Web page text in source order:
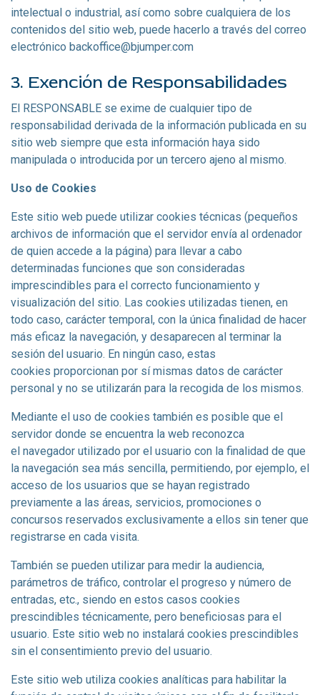
intelectual o industrial, así como sobre cualquiera de los
contenidos del sitio web, puede hacerlo a través del correo
electrónico backoffice@bjumper.com
3. Exención de Responsabilidades
El RESPONSABLE se exime de cualquier tipo de
responsabilidad derivada de la información publicada en su
sitio web siempre que esta información haya sido
manipulada o introducida por un tercero ajeno al mismo.
Uso de Cookies
Este sitio web puede utilizar cookies técnicas (pequeños
archivos de información que el servidor envía al ordenador
de quien accede a la página) para llevar a cabo
determinadas funciones que son consideradas
imprescindibles para el correcto funcionamiento y
visualización del sitio. Las cookies utilizadas tienen, en
todo caso, carácter temporal, con la única finalidad de hacer
más eficaz la navegación, y desaparecen al terminar la
sesión del usuario. En ningún caso, estas
cookies proporcionan por sí mismas datos de carácter
personal y no se utilizarán para la recogida de los mismos.
Mediante el uso de cookies también es posible que el
servidor donde se encuentra la web reconozca
el navegador utilizado por el usuario con la finalidad de que
la navegación sea más sencilla, permitiendo, por ejemplo, el
acceso de los usuarios que se hayan registrado
previamente a las áreas, servicios, promociones o
concursos reservados exclusivamente a ellos sin tener que
registrarse en cada visita.
También se pueden utilizar para medir la audiencia,
parámetros de tráfico, controlar el progreso y número de
entradas, etc., siendo en estos casos cookies
prescindibles técnicamente, pero beneficiosas para el
usuario. Este sitio web no instalará cookies prescindibles
sin el consentimiento previo del usuario.
Este sitio web utiliza cookies analíticas para habilitar la